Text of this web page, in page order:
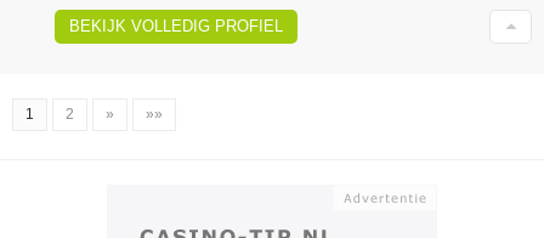
BEKIJK VOLLEDIG PROFIEL
1 2 » »»